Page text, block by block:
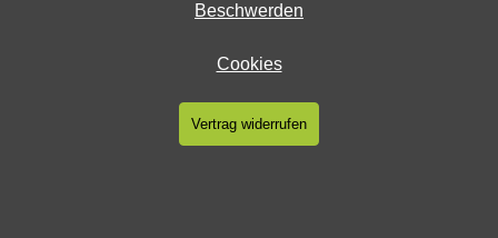
Beschwerden
Cookies
Vertrag widerrufen